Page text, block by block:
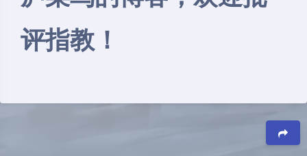
深阴影
评指教！